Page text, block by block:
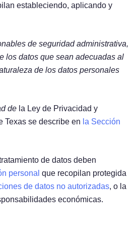
estableciendo, aplicando y
de seguridad administrativa,
los datos que sean adecuadas al
de los datos personales
de la Ley de Privacidad y
Texas se describe en la Sección
de datos deben
personal que recopilan protegida
de datos no autorizadas, o la
económicas.